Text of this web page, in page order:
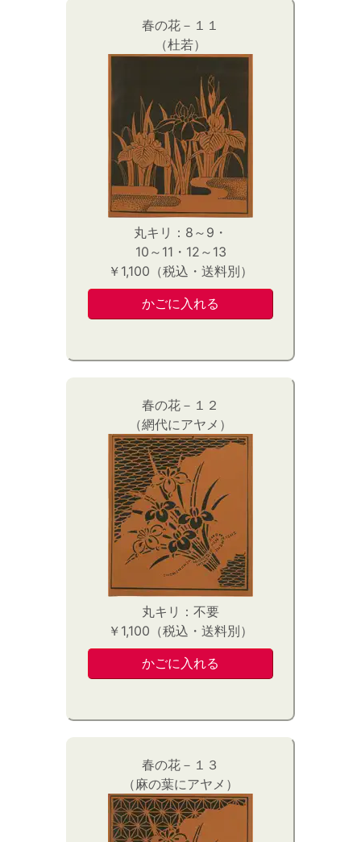
春の花－１１
（杜若）
丸キリ：8～9・
10～11・12～13
￥1,100（税込・送料別）
春の花－１２
（網代にアヤメ）
丸キリ：不要
￥1,100（税込・送料別）
春の花－１３
（麻の葉にアヤメ）